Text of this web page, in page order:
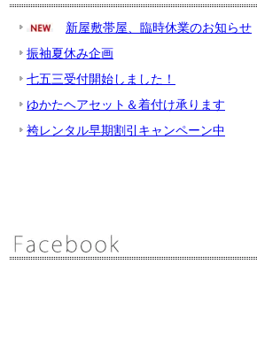
新屋敷帯屋、臨時休業のお知らせ
振袖夏休み企画
七五三受付開始しました！
ゆかたヘアセット＆着付け承ります
袴レンタル早期割引キャンペーン中